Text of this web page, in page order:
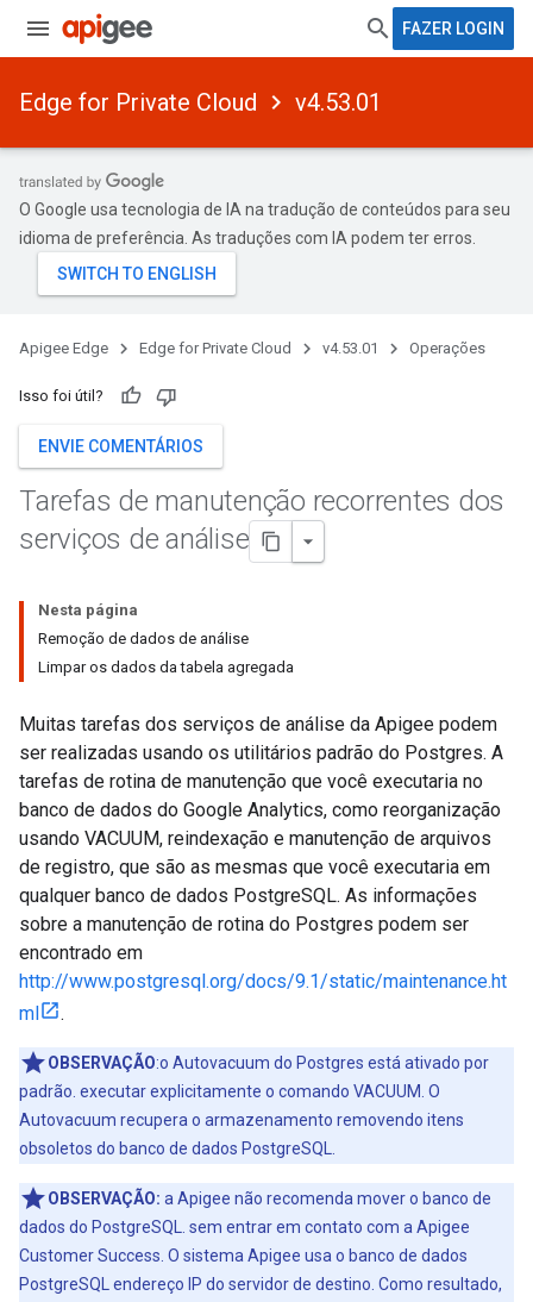
FAZER LOGIN
Edge for Private Cloud v4.53.01
O Google usa tecnologia de IA na tradução de conteúdos para seu
idioma de preferência. As traduções com IA podem ter erros.
Apigee Edge Edge for Private Cloud v4.53.01 Operações
Isso foi útil?
ENVIE COMENTÁRIOS
Tarefas de manutenção recorrentes dos
serviços de análise
Nesta página
Remoção de dados de análise
Limpar os dados da tabela agregada
Muitas tarefas dos serviços de análise da Apigee podem
ser realizadas usando os utilitários padrão do Postgres. A
tarefas de rotina de manutenção que você executaria no
banco de dados do Google Analytics, como reorganização
usando VACUUM, reindexação e manutenção de arquivos
de registro, que são as mesmas que você executaria em
qualquer banco de dados PostgreSQL. As informações
sobre a manutenção de rotina do Postgres podem ser
encontrado em
http://www.postgresql.org/docs/9.1/static/maintenance.ht
ml
.
OBSERVAÇÃO:o Autovacuum do Postgres está ativado por
padrão. executar explicitamente o comando VACUUM. O
Autovacuum recupera o armazenamento removendo itens
obsoletos do banco de dados PostgreSQL.
OBSERVAÇÃO: a Apigee não recomenda mover o banco de
dados do PostgreSQL. sem entrar em contato com a Apigee
Customer Success. O sistema Apigee usa o banco de dados
PostgreSQL endereço IP do servidor de destino. Como resultado,